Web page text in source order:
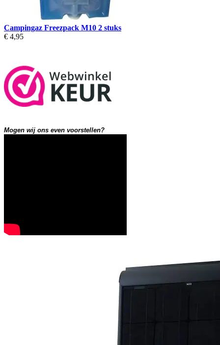
Campingaz Freezpack M10 2 stuks
€ 4,95
Mogen wij ons even voorstellen?